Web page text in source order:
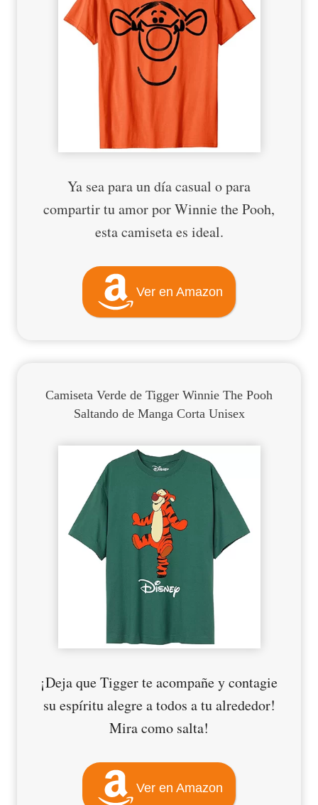
Ya sea para un día casual o para
compartir tu amor por Winnie the Pooh,
esta camiseta es ideal.
Ver en Amazon
Camiseta Verde de Tigger Winnie The Pooh
Saltando de Manga Corta Unisex
¡Deja que Tigger te acompañe y contagie
su espíritu alegre a todos a tu alrededor!
Mira como salta!
Ver en Amazon